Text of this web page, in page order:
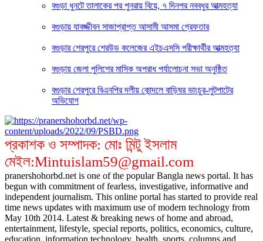
বগুড়া ধুনটে তালাকের পর পুনরায় বিয়ে, ৭ দিনপর নববধুর আত্মহত্যা
বগুড়ায় যাবজ্জীবন সাজাপ্রাপ্ত আসামী আসমা গ্রেফতার
বগুড়ার শেরপুরে শেরউড কলেজের এইচএসসি পরীক্ষার্থীর আত্মহত্যা
বগুড়ায় জেলা পুলিশের মাসিক অপরাধ পর্যালোচনা সভা অনুষ্ঠিত
বগুড়ার শেরপুরে বিএনপির দলীয় কোন্দলে বাড়িঘর ভাংচুর-লুটপাটের
অভিযোগ
প্রকাশক ও সম্পাদক: মোঃ মিন্টু ইসলাম
মেইল:Mintuislam59@gmail.com
pranershohorbd.net is one of the popular Bangla news portal. It has
begun with commitment of fearless, investigative, informative and
independent journalism. This online portal has started to provide real
time news updates with maximum use of modern technology from
May 10th 2014. Latest & breaking news of home and abroad,
entertainment, lifestyle, special reports, politics, economics, culture,